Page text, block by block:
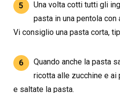
5
Una volta cotti tutti gli
pasta in una pentola con
Vi consiglio una pasta corta,
6
Quando anche la pasta
ricotta alle zucchine e ai
e saltate la pasta.